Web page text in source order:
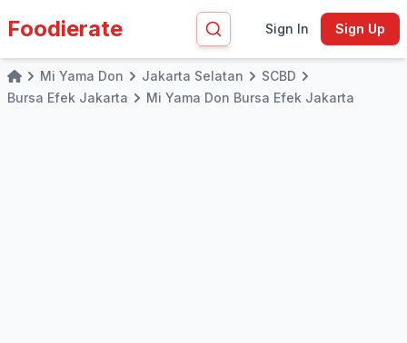
Foodierate Sign In Sign Up
HomeMi Yama Don Jakarta Selatan
SCBD
Bursa Efek Jakarta
Mi Yama Don Bursa Efek Jakarta